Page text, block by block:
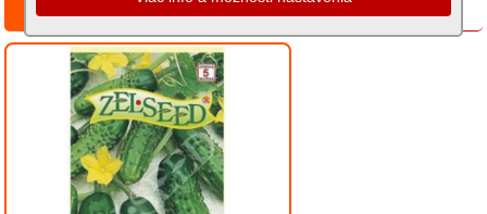
osivá
Zemiaky
sadbové
Uhorky nakladačky Regina F1